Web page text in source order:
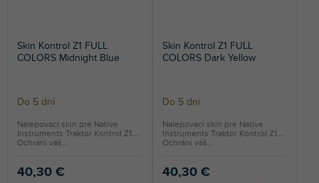
Skin Kontrol Z1 FULL
COLORS Midnight Blue
Do 5 dní
40,30 €
Nalepovací skin pre Native
Instruments Traktor Kontrol Z1.
Ochráni váš...
Skin Kontrol Z1 FULL
COLORS Dark Yellow
Do 5 dní
40,30 €
Nalepovací skin pre Native
Instruments Traktor Kontrol Z1.
Ochráni váš...